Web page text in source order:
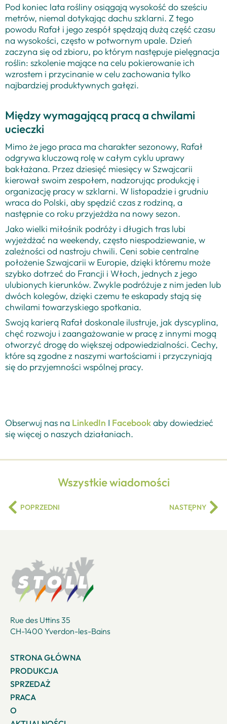
Pod koniec lata rośliny osiągają wysokość do sześciu
metrów, niemal dotykając dachu szklarni. Z tego
powodu Rafał i jego zespół spędzają dużą część czasu
na wysokości, często w potwornym upale. Dzień
zaczyna się od zbioru, po którym następuje pielęgnacja
roślin: szkolenie mające na celu pokierowanie ich
wzrostem i przycinanie w celu zachowania tylko
najbardziej produktywnych gałęzi.
Między wymagającą pracą a chwilami
ucieczki
Mimo że jego praca ma charakter sezonowy, Rafał
odgrywa kluczową rolę w całym cyklu uprawy
bakłażana. Przez dziesięć miesięcy w Szwajcarii
kierował swoim zespołem, nadzorując produkcję i
organizację pracy w szklarni. W listopadzie i grudniu
wraca do Polski, aby spędzić czas z rodziną, a
następnie co roku przyjeżdża na nowy sezon.
Jako wielki miłośnik podróży i długich tras lubi
wyjeżdżać na weekendy, często niespodziewanie, w
zależności od nastroju chwili. Ceni sobie centralne
położenie Szwajcarii w Europie, dzięki któremu może
szybko dotrzeć do Francji i Włoch, jednych z jego
ulubionych kierunków. Zwykle podróżuje z nim jeden lub
dwóch kolegów, dzięki czemu te eskapady stają się
chwilami towarzyskiego spotkania.
Swoją karierą Rafał doskonale ilustruje, jak dyscyplina,
chęć rozwoju i zaangażowanie w pracę z innymi mogą
otworzyć drogę do większej odpowiedzialności. Cechy,
które są zgodne z naszymi wartościami i przyczyniają
się do przyjemności wspólnej pracy.
Obserwuj nas na LinkedIn I Facebookaby dowiedzieć
się więcej o naszych działaniach.
Wszystkie wiadomości
POPRZEDNI NASTĘPNY
Rue des Uttins 35
CH-1400 Yverdon-les-Bains
STRONA GŁÓWNA
PRODUKCJA
SPRZEDAŻ
PRACA
O